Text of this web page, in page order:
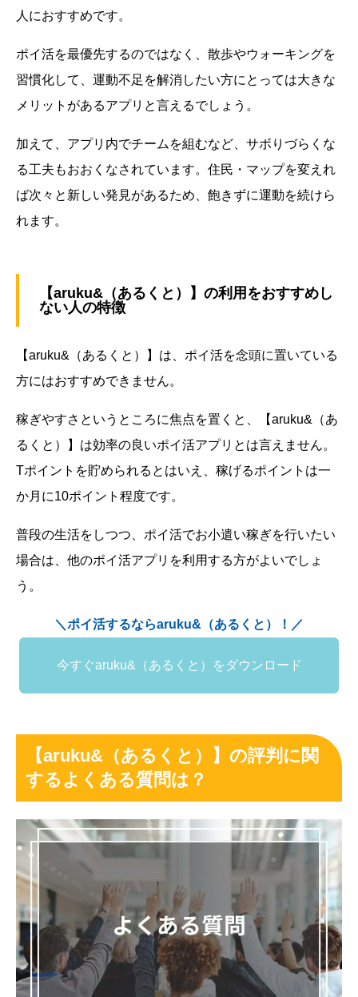
人におすすめです。
ポイ活を最優先するのではなく、散歩やウォーキングを
習慣化して、運動不足を解消したい方にとっては大きな
メリットがあるアプリと言えるでしょう。
加えて、アプリ内でチームを組むなど、サボりづらくな
る工夫もおおくなされています。住民・マップを変えれ
ば次々と新しい発見があるため、飽きずに運動を続けら
れます。
【aruku&（あるくと）】の利用をおすすめし
ない人の特徴
【aruku&（あるくと）】は、ポイ活を念頭に置いている
方にはおすすめできません。
稼ぎやすさというところに焦点を置くと、【aruku&（あ
るくと）】は効率の良いポイ活アプリとは言えません。
Tポイントを貯められるとはいえ、稼げるポイントは一
か月に10ポイント程度です。
普段の生活をしつつ、ポイ活でお小遣い稼ぎを行いたい
場合は、他のポイ活アプリを利用する方がよいでしょ
う。
＼ポイ活するならaruku&（あるくと）！／
今すぐaruku&（あるくと）をダウンロード
【aruku&（あるくと）】の評判に関
するよくある質問は？